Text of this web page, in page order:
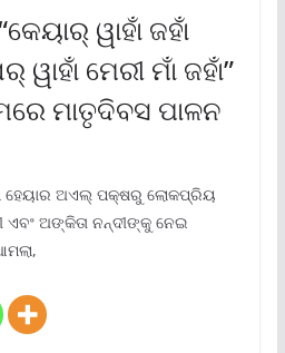
ୱାହାଁ ଜହାଁ
ମେରୀ ମାଁ ଜହାଁ”
ମାତୃଦିବସ ପାଳନ
ହେୟାର ଅଏଲ୍ ପକ୍ଷରୁ ଲୋକପ୍ରିୟ
ଏବଂ ଅଙ୍କିତା ନନ୍ଦୀଙ୍କୁ ନେଇ